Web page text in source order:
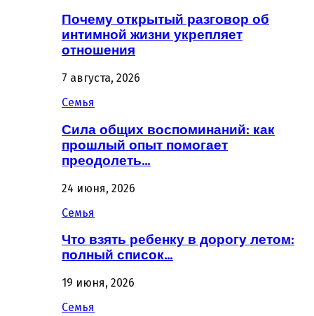
Почему открытый разговор об
интимной жизни укрепляет
отношения
7 августа, 2026
Семья
Сила общих воспоминаний: как
прошлый опыт помогает
преодолеть…
24 июня, 2026
Семья
Что взять ребенку в дорогу летом:
полный список…
19 июня, 2026
Семья